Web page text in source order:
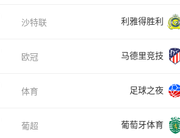
沙特联 利雅得胜利
欧冠 马德里竞技
体育 足球之夜
葡超 葡萄牙体育